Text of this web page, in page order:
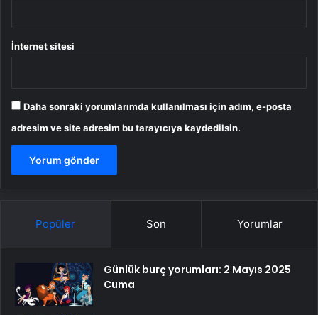
İnternet sitesi
Daha sonraki yorumlarımda kullanılması için adım, e-posta
adresim ve site adresim bu tarayıcıya kaydedilsin.
Popüler Son Yorumlar
Günlük burç yorumları: 2 Mayıs 2025
Cuma